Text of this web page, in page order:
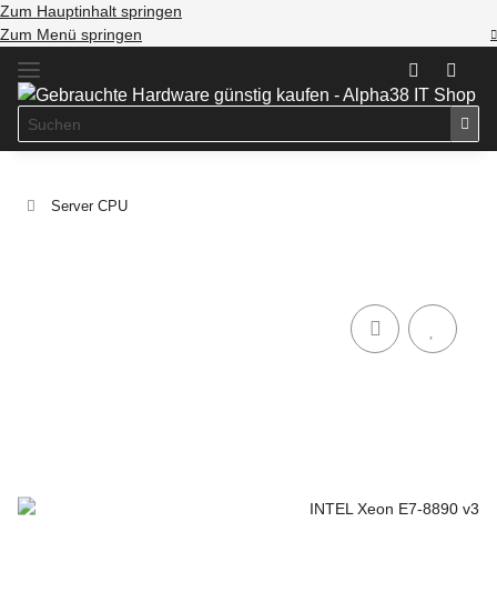
Zum Hauptinhalt springen
Zum Menü springen
Server CPU